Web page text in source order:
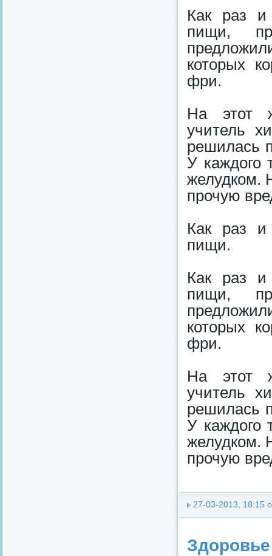
Как раз и
пищи,
которых
фри.
На этот
учитель
решилась
У каждого
желудком.
прочую
Как раз и
пищи.
Как раз и
пищи,
которых
фри.
На этот
учитель
решилась
У каждого
желудком.
прочую
27-03-2013, 18:15
Здоровье